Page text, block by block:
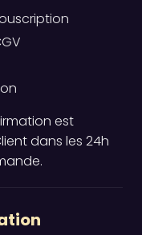
est
dans les 24h